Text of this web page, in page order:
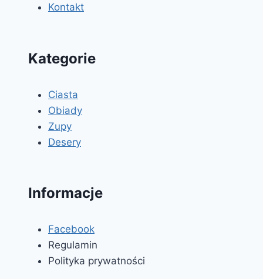
Kontakt
Kategorie
Ciasta
Obiady
Zupy
Desery
Informacje
Facebook
Regulamin
Polityka prywatności